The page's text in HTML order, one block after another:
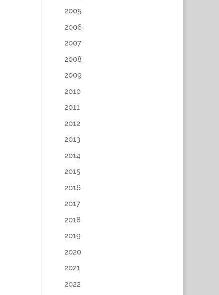
2005
2006
2007
2008
2009
2010
2011
2012
2013
2014
2015
2016
2017
2018
2019
2020
2021
2022